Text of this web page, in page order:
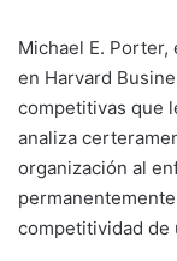
Michael E.
en Harvard
competitivas que
ana­liza
organización al
competitividad de